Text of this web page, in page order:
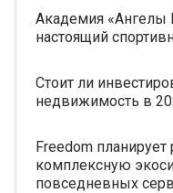
Академия
настоящий
Стоит ли
недвижимость в
Freedom
комплексную
повседневных